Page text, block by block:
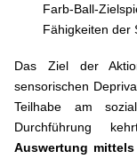
Farb-Ball-
Fähigkeiten der
Das Ziel der
sensorischen
Teilhabe am
Durchführung
Auswertung mittels